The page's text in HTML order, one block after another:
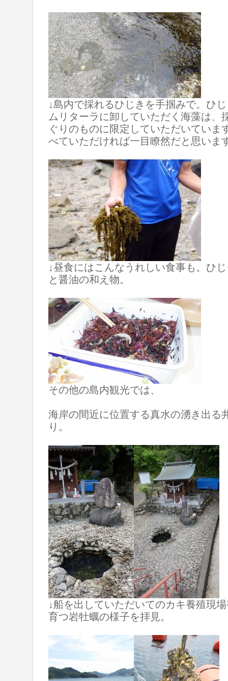
↓島内で採れるひじきを手掴みで。ひ
ムリターラに卸していただく海藻は、
ぐりのものに限定していただいていま
べていただければ一目瞭然だと思いま
↓昼食にはこんなうれしい食事も。ひ
と醤油の和え物。
その他の島内観光では、
海岸の間近に位置する真水の湧き出る
り。
↓船を出していただいてのカキ養殖現
育つ岩牡蠣の様子を拝見。